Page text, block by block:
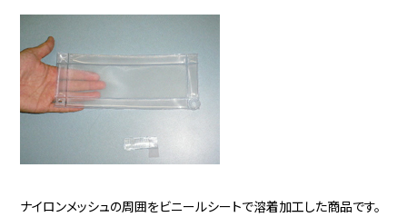
ナイロンメッシュの周囲をビニールシートで溶着加工した商品です。